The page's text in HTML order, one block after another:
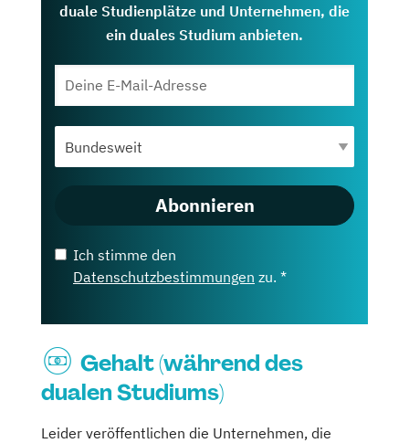
duale Studienplätze und Unternehmen, die
ein duales Studium anbieten.
Abonnieren
Ich stimme den
Datenschutzbestimmungen zu. *
Gehalt (während des
dualen Studiums)
Leider veröffentlichen die Unternehmen, die